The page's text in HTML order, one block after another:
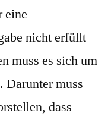
eine
nicht erfüllt
muss es sich um
muss
dass